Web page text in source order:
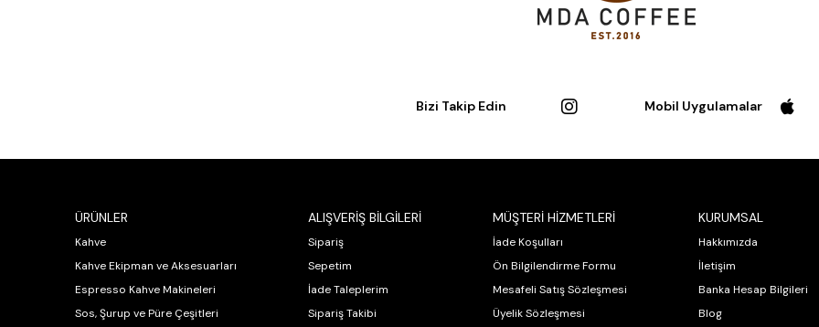
Bizi Takip Edin Mobil Uygulamalar
ÜRÜNLER
Kahve
Kahve Ekipman ve Aksesuarları
Espresso Kahve Makineleri
Sos, Şurup ve Püre Çeşitleri
ALIŞVERİŞ BİLGİLERİ
Sipariş
Sepetim
İade Taleplerim
Sipariş Takibi
MÜŞTERİ HİZMETLERİ
İade Koşulları
Ön Bilgilendirme Formu
Mesafeli Satış Sözleşmesi
Üyelik Sözleşmesi
KURUMSAL
Hakkımızda
İletişim
Banka Hesap Bilgileri
Blog